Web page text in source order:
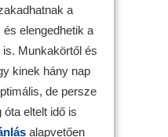
a
elengedhetik a
Munkakörtől és
kinek hány nap
de persze
eltelt idő is
alapvetően